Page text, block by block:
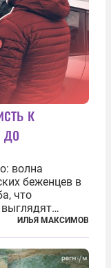
к
волна
беженцев в
что
к
случай
ИЛЬЯ МАКСИМОВ